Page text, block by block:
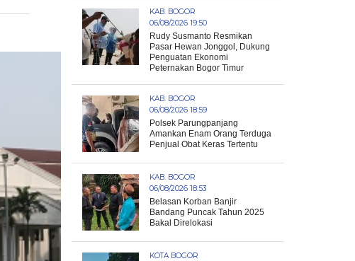
KAB. BOGOR
06/08/2026 19:50
Rudy Susmanto Resmikan
Pasar Hewan Jonggol, Dukung
Penguatan Ekonomi
Peternakan Bogor Timur
KAB. BOGOR
06/08/2026 18:59
Polsek Parungpanjang
Amankan Enam Orang Terduga
Penjual Obat Keras Tertentu
KAB. BOGOR
06/08/2026 18:53
Belasan Korban Banjir
Bandang Puncak Tahun 2025
Bakal Direlokasi
KOTA BOGOR